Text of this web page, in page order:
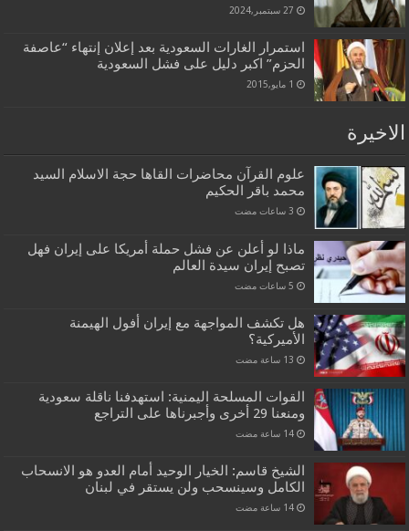
27 سبتمبر,2024
استمرار الغارات السعودية بعد إعلان إنتهاء “عاصفة
الحزم” اكبر دليل على فشل السعودية
1 مايو,2015
الاخيرة
علوم القرآن محاضرات القاها حجة الاسلام السيد
محمد باقر الحكيم
ماذا لو أعلن عن فشل حملة أمريكا على إيران فهل
تصبح إيران سيدة العالم
هل تكشف المواجهة مع إيران أفول الهيمنة
الأميركية؟
القوات المسلحة اليمنية: استهدفنا ناقلة سعودية
ومنعنا 29 أخرى وأجبرناها على التراجع
‏14 ساعة مضت
الشيخ قاسم: الخيار الوحيد أمام العدو هو الانسحاب
الكامل وسينسحب ولن يستقر في لبنان
‏14 ساعة مضت